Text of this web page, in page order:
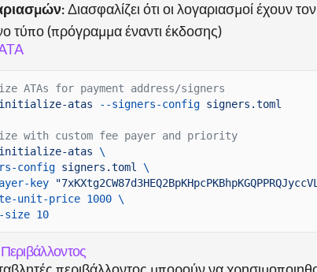
: Διασφαλίζει ότι οι λογαριασμοί έχουν τον
τύπο (πρόγραμμα έναντι έκδοσης)
ATAs for payment address/signers
atas --signers-config signers.toml
with custom fee payer and priority
atas \
config signers.toml \
key
unit-price 1000 \
size 10